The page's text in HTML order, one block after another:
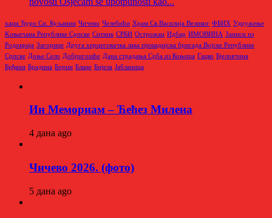
хаџи Ђуро Си. Куљанин Чичево Челебићи Храм Св.Василија Великог ФБИХ Удружење
Kоњичана Републике Српске Ситник СРБИ Острожац Идбар ИМОВИНА Записи из
Родoкраја Загорице Друга херцеговачка лака пјешадијска бригада Војске Републике
Српске Доње Село Добригошће Дана страдања Срба из Коњица Гацко Бјеловчина
Брђани Брадина Борци Блаце Бијела Јабланица
Ин Мемориам – Ћећез Милена
4 дана ago
Чичево 2026. (фото)
5 дана ago